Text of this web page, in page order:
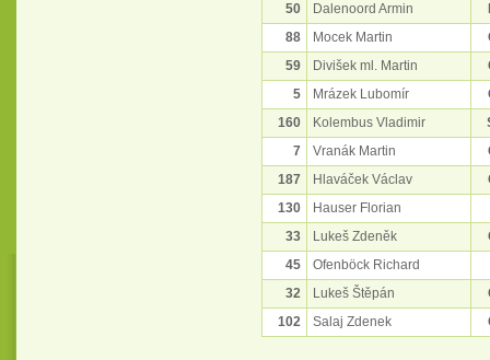
50
Dalenoord Armin
88
Mocek Martin
59
Divišek ml. Martin
5
Mrázek Lubomír
160
Kolembus Vladimir
7
Vranák Martin
187
Hlaváček Václav
130
Hauser Florian
33
Lukeš Zdeněk
45
Ofenböck Richard
32
Lukeš Štěpán
102
Salaj Zdenek